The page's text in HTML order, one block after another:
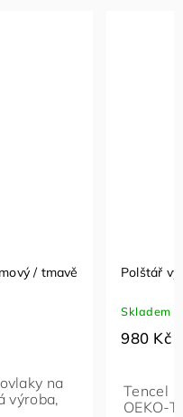
/ tmavě
na
výroba,
Polštář
Skladem
980 Kč
Tencel
OEKO-